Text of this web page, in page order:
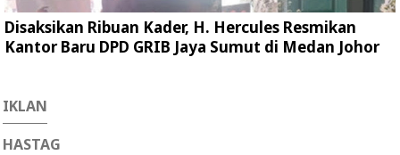
Disaksikan Ribuan Kader, H. Hercules Resmikan
Kantor Baru DPD GRIB Jaya Sumut di Medan Johor
IKLAN
HASTAG